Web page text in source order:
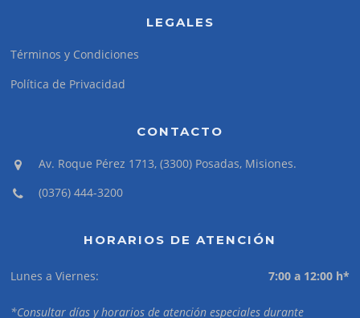
LEGALES
Términos y Condiciones
Política de Privacidad
CONTACTO
Av. Roque Pérez 1713, (3300) Posadas, Misiones.
(0376) 444-3200
HORARIOS DE ATENCIÓN
Lunes a Viernes: 7:00 a 12:00 h*
*Consultar días y horarios de atención especiales durante